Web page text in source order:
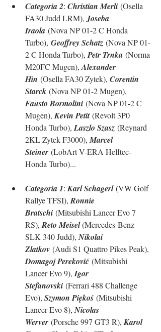
Categoria 2: Christian Merli (Osella
FA30 Judd LRM), Joseba
Iraola (Nova NP 01-2 C Honda
Turbo), Geoffrey Schatz (Nova NP 01-
2 C Honda Turbo), Petr Trnka (Norma
M20FC Mugen), Alexander
Hin (Osella FA30 Zytek), Corentin
Starck (Nova NP 01-2 Mugen),
Fausto Bormolini (Nova NP 01-2 C
Mugen), Kevin Petit (Revolt 3P0
Honda Turbo), Laszlo Szasz (Reynard
2KL Zytek F3000), Marcel
Steiner (LobArt V-ERA Helftec-
Honda Turbo)...
Categoria 1: Karl Schagerl (VW Golf
Rallye TFSI), Ronnie
Bratschi (Mitsubishi Lancer Evo 7
RS), Reto Meisel (Mercedes-Benz
SLK 340 Judd), Nikolai
Zlatkov (Audi S1 Quattro Pikes Peak),
Domagoj Pereković (Mitsubishi
Lancer Evo 9), Igor
Stefanovski (Ferrari 488 Challenge
Evo), Szymon Piękoś (Mitsubishi
Lancer Evo 8), Nicolas
Werver (Porsche 997 GT3 R), Karol